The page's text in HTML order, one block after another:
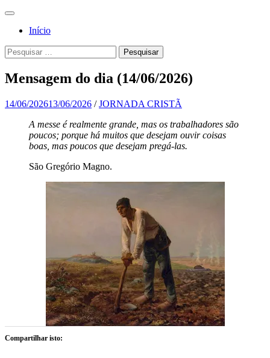
Jornada
Cristã
Para a
Deus, em
comunhão
Santa
Igreja
Católica
Apostólica
Romana
Menu
Início
Pesquisa
Pesquisar
por:
Mensagem do dia (14/06/2026)
14/06/202613/06/2026 /JORNADA CRISTÃ
A messe é realmente grande, mas os trabalhadores são
poucos; porque há muitos que desejam ouvir coisas
boas, mas poucos que desejam pregá-las.
São Gregório Magno.
Compartilhar isto: